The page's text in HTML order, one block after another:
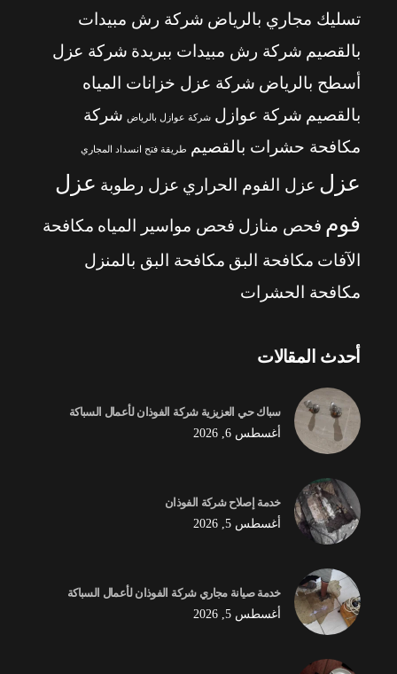
تسليك مجاري بالرياض شركة رش مبيدات
بالقصيم شركة رش مبيدات ببريدة شركة عزل
أسطح بالرياض شركة عزل خزانات المياه
بالقصيم شركة عوازل شركة عوازل بالرياض شركة
مكافحة حشرات بالقصيم
طريقة فتح انسداد المجاري
عزل عزل الفوم الحراري عزل رطوبة عزل
فوم فحص منازل فحص مواسير المياه مكافحة
الآفات مكافحة البق مكافحة البق بالمنزل
مكافحة الحشرات
أحدث المقالات
سباك حي العزيزية شركة الفوذان لأعمال السباكة
أغسطس 6, 2026
خدمة إصلاح شركة الفوذان
أغسطس 5, 2026
خدمة صيانة مجاري شركة الفوذان لأعمال السباكة
أغسطس 5, 2026